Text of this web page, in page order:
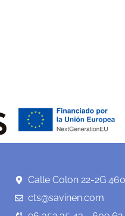
Calle Colon 22-2G
cts@savinen.com